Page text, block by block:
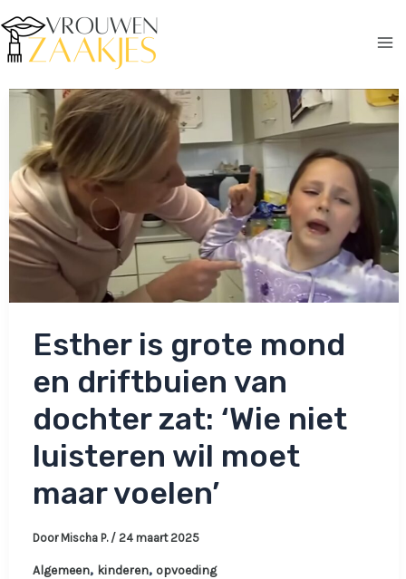
naar
de
Esther is grote mond
en driftbuien van
dochter zat: ‘Wie niet
luisteren wil moet
maar voelen’
Door Mischa P. / 24 maart 2025
Algemeen, kinderen, opvoeding